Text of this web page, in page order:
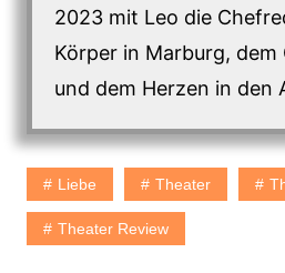
2023 mit Leo die
Körper in Marburg, dem
und dem Herzen in den
Liebe Theater
Theater Review